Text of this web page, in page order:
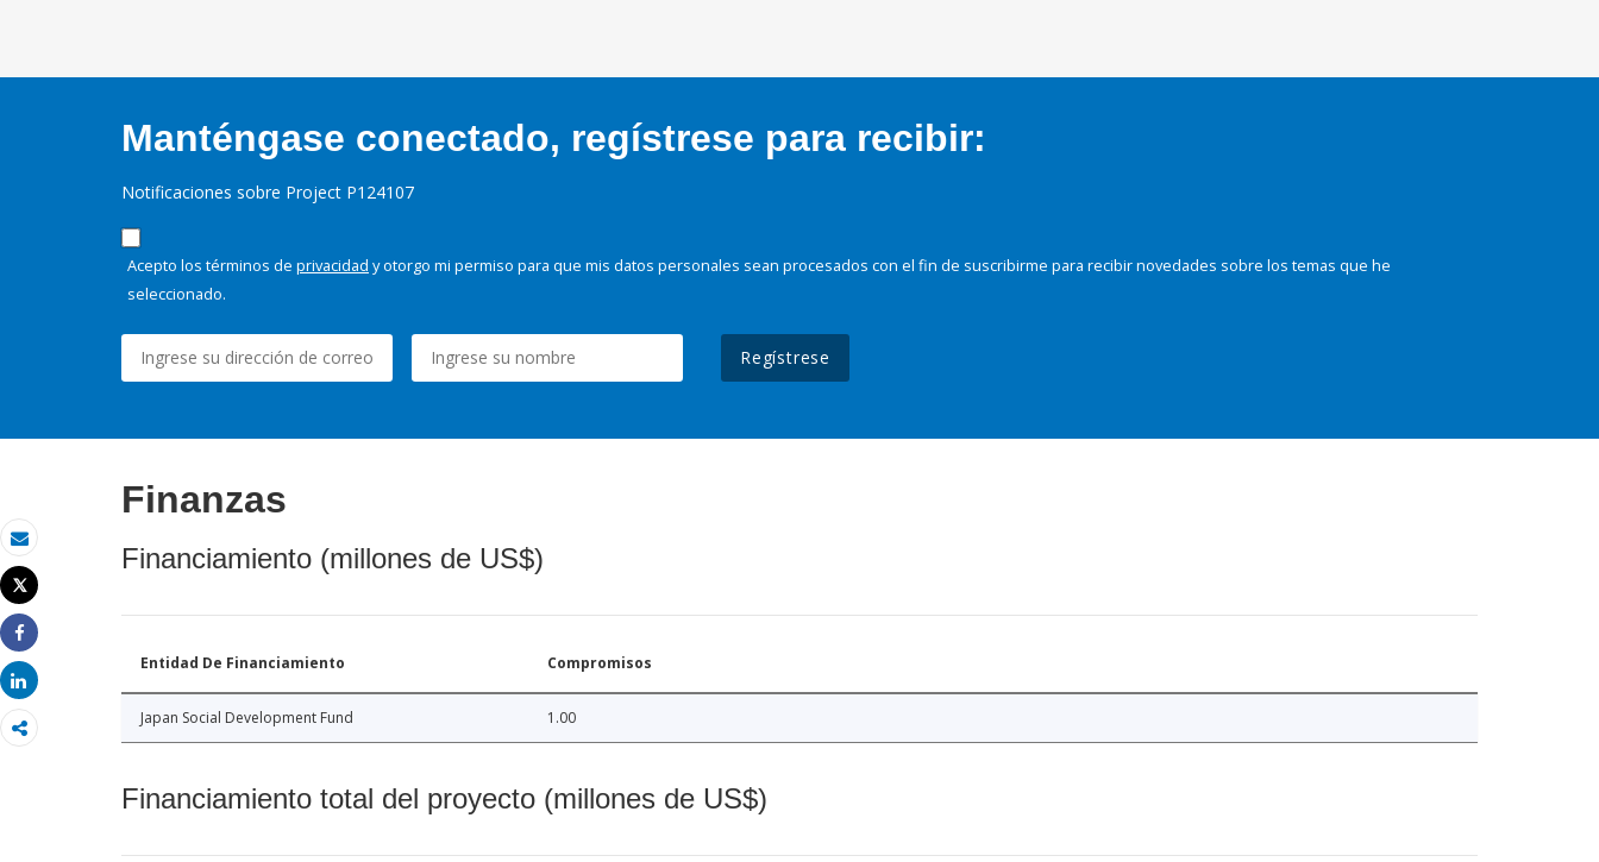
Correo electrónico
Imprimir
Tweet
Share
Share
Manténgase conectado, regístrese para recibir:
Notificaciones sobre Project P124107
Acepto los términos de privacidad y otorgo mi permiso para que mis datos personales sean procesados con el fin de suscribirme para recibir novedades sobre los temas que he
seleccionado.
Regístrese
Finanzas
Financiamiento (millones de US$)
Entidad De Financiamiento Compromisos
Japan Social Development Fund 1.00
Financiamiento total del proyecto (millones de US$)